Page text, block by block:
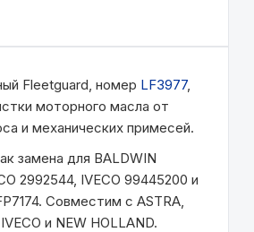
Fleetguard, номер LF3977,
моторного масла от
и механических примесей.
замена для BALDWIN
2992544, IVECO 99445200 и
Совместим с ASTRA,
и NEW HOLLAND.